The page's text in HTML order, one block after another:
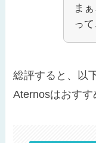
ま
って
総評すると、以
Aternosはおすす